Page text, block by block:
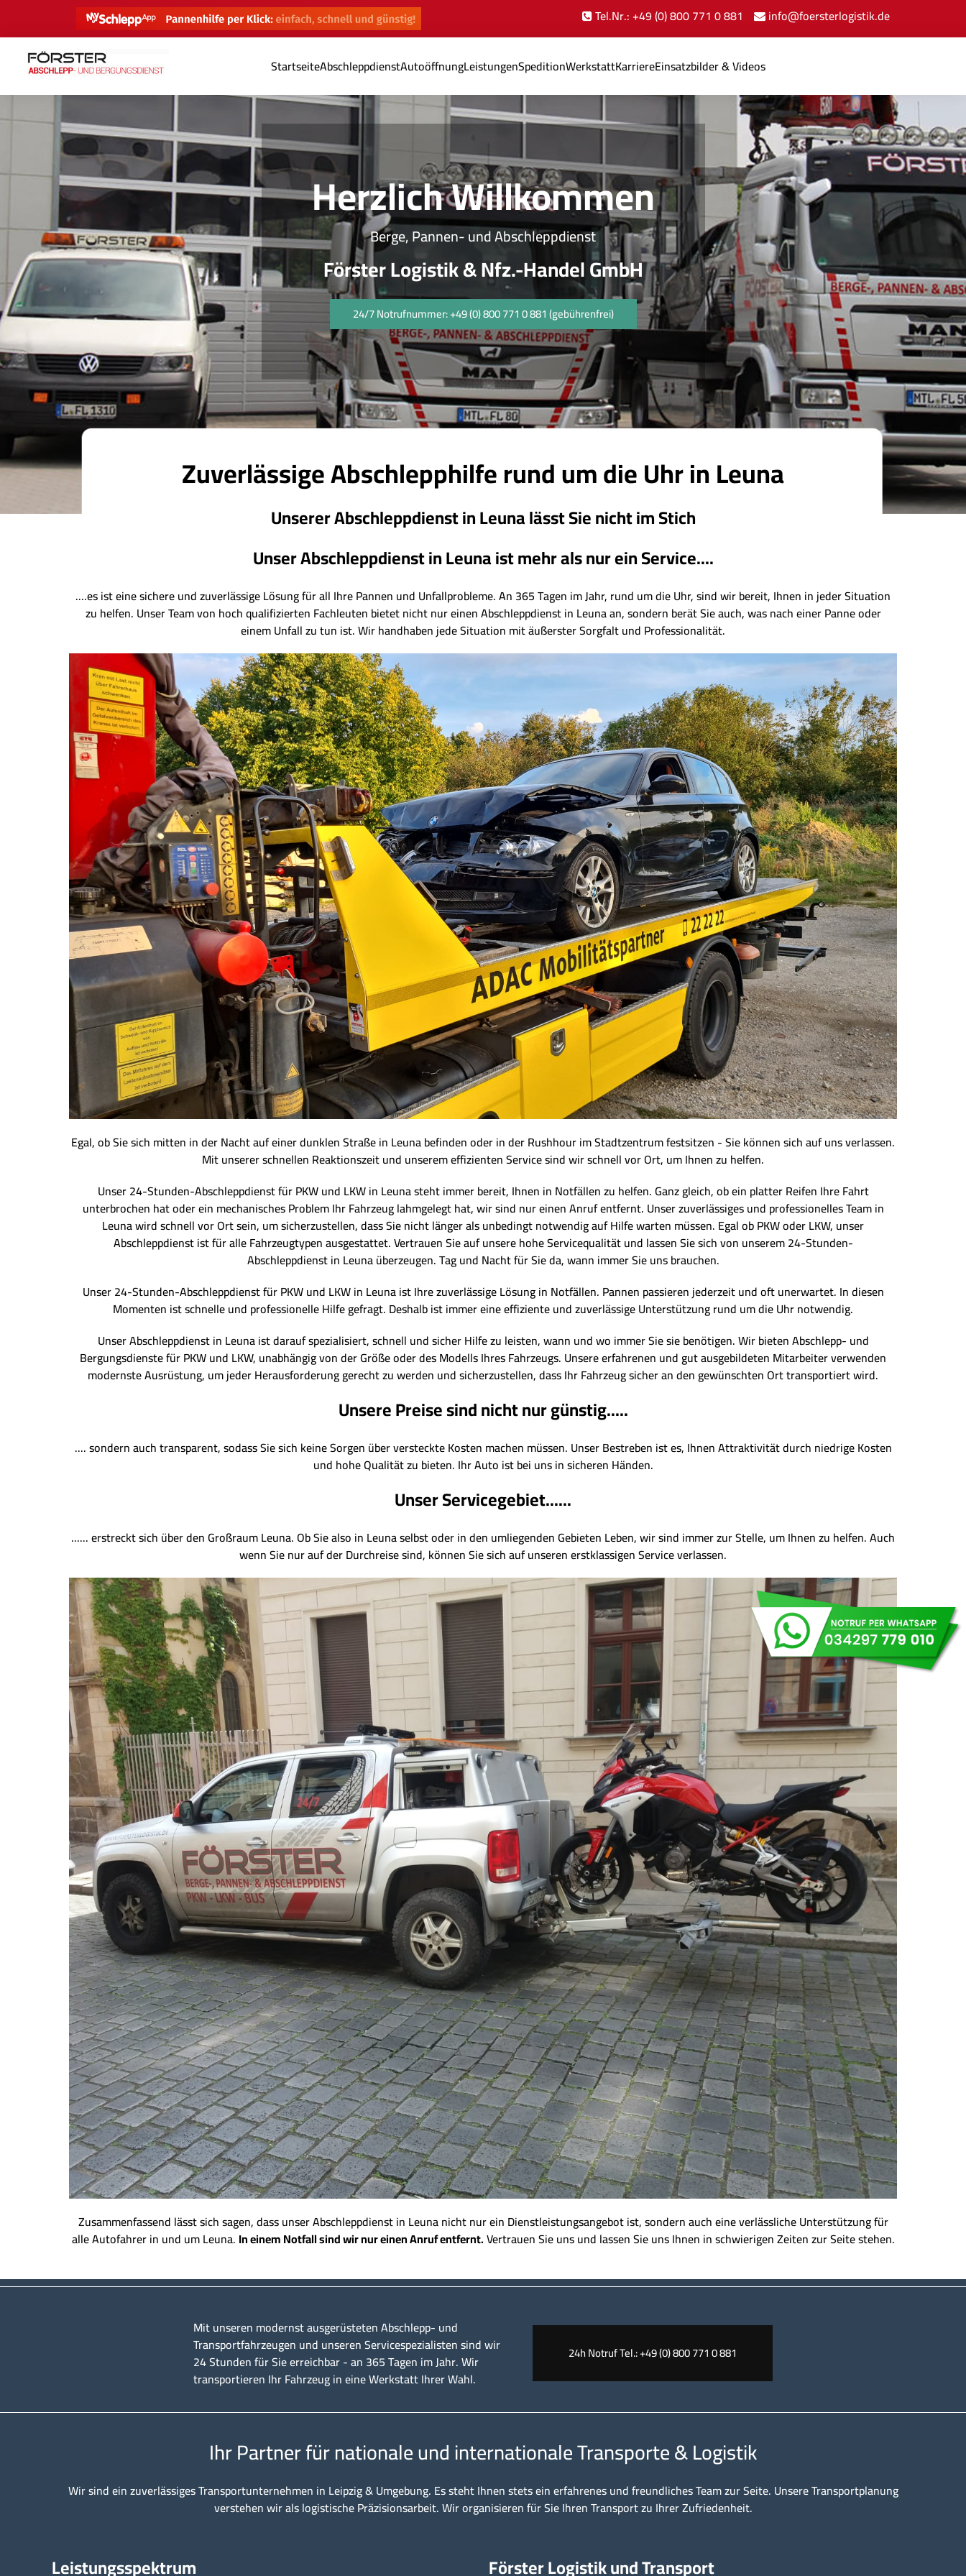
Tel.Nr.: +49 (0) 800 771 0 881 info@foersterlogistik.de
StartseiteAbschleppdienstAutoöffnungLeistungenSpeditionWerkstattKarriereEinsatzbilder & Videos
Herzlich Willkommen
Berge, Pannen- und Abschleppdienst
Förster Logistik & Nfz.-Handel GmbH
24/7 Notrufnummer: +49 (0) 800 771 0 881 (gebührenfrei)
Zuverlässige Abschlepphilfe rund um die Uhr in Leuna
Unserer Abschleppdienst in Leuna lässt Sie nicht im Stich
Unser Abschleppdienst in Leuna ist mehr als nur ein Service....
....es ist eine sichere und zuverlässige Lösung für all Ihre Pannen und Unfallprobleme. An 365 Tagen im Jahr, rund um die Uhr, sind wir bereit, Ihnen in jeder Situation
zu helfen. Unser Team von hoch qualifizierten Fachleuten bietet nicht nur einen Abschleppdienst in Leuna an, sondern berät Sie auch, was nach einer Panne oder
einem Unfall zu tun ist. Wir handhaben jede Situation mit äußerster Sorgfalt und Professionalität.
Egal, ob Sie sich mitten in der Nacht auf einer dunklen Straße in Leuna befinden oder in der Rushhour im Stadtzentrum festsitzen - Sie können sich auf uns verlassen.
Mit unserer schnellen Reaktionszeit und unserem effizienten Service sind wir schnell vor Ort, um Ihnen zu helfen.
Unser 24-Stunden-Abschleppdienst für PKW und LKW in Leuna steht immer bereit, Ihnen in Notfällen zu helfen. Ganz gleich, ob ein platter Reifen Ihre Fahrt
unterbrochen hat oder ein mechanisches Problem Ihr Fahrzeug lahmgelegt hat, wir sind nur einen Anruf entfernt. Unser zuverlässiges und professionelles Team in
Leuna wird schnell vor Ort sein, um sicherzustellen, dass Sie nicht länger als unbedingt notwendig auf Hilfe warten müssen. Egal ob PKW oder LKW, unser
Abschleppdienst ist für alle Fahrzeugtypen ausgestattet. Vertrauen Sie auf unsere hohe Servicequalität und lassen Sie sich von unserem 24-Stunden-
Abschleppdienst in Leuna überzeugen. Tag und Nacht für Sie da, wann immer Sie uns brauchen.
Unser 24-Stunden-Abschleppdienst für PKW und LKW in Leuna ist Ihre zuverlässige Lösung in Notfällen. Pannen passieren jederzeit und oft unerwartet. In diesen
Momenten ist schnelle und professionelle Hilfe gefragt. Deshalb ist immer eine effiziente und zuverlässige Unterstützung rund um die Uhr notwendig.
Unser Abschleppdienst in Leuna ist darauf spezialisiert, schnell und sicher Hilfe zu leisten, wann und wo immer Sie sie benötigen. Wir bieten Abschlepp- und
Bergungsdienste für PKW und LKW, unabhängig von der Größe oder des Modells Ihres Fahrzeugs. Unsere erfahrenen und gut ausgebildeten Mitarbeiter verwenden
modernste Ausrüstung, um jeder Herausforderung gerecht zu werden und sicherzustellen, dass Ihr Fahrzeug sicher an den gewünschten Ort transportiert wird.
Unsere Preise sind nicht nur günstig.....
.... sondern auch transparent, sodass Sie sich keine Sorgen über versteckte Kosten machen müssen. Unser Bestreben ist es, Ihnen Attraktivität durch niedrige Kosten
und hohe Qualität zu bieten. Ihr Auto ist bei uns in sicheren Händen.
Unser Servicegebiet......
...... erstreckt sich über den Großraum Leuna. Ob Sie also in Leuna selbst oder in den umliegenden Gebieten Leben, wir sind immer zur Stelle, um Ihnen zu helfen. Auch
wenn Sie nur auf der Durchreise sind, können Sie sich auf unseren erstklassigen Service verlassen.
Zusammenfassend lässt sich sagen, dass unser Abschleppdienst in Leuna nicht nur ein Dienstleistungsangebot ist, sondern auch eine verlässliche Unterstützung für
alle Autofahrer in und um Leuna. In einem Notfall sind wir nur einen Anruf entfernt.Vertrauen Sie uns und lassen Sie uns Ihnen in schwierigen Zeiten zur Seite stehen.
Mit unseren modernst ausgerüsteten Abschlepp- und
Transportfahrzeugen und unseren Servicespezialisten sind wir
24 Stunden für Sie erreichbar - an 365 Tagen im Jahr. Wir
transportieren Ihr Fahrzeug in eine Werkstatt Ihrer Wahl.
24h Notruf Tel.: +49 (0) 800 771 0 881
Ihr Partner für nationale und internationale Transporte & Logistik
Wir sind ein zuverlässiges Transportunternehmen in Leipzig & Umgebung. Es steht Ihnen stets ein erfahrenes und freundliches Team zur Seite. Unsere Transportplanung
verstehen wir als logistische Präzisionsarbeit. Wir organisieren für Sie Ihren Transport zu Ihrer Zufriedenheit.
Leistungsspektrum Förster Logistik und Transport